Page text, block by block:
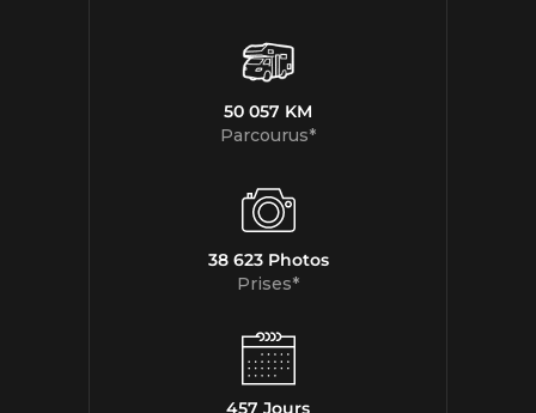
50 057 KM
Parcourus*
38 623 Photos
Prises*
457 Jours